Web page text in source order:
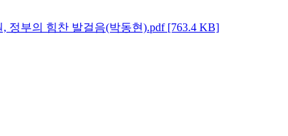
, 정부의 힘찬 발걸음(박동현).pdf [763.4 KB]